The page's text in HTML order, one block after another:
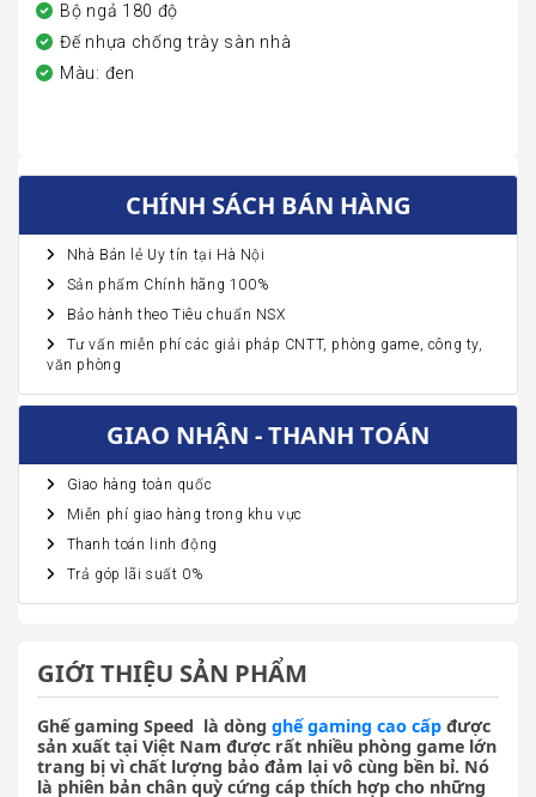
Bộ ngả 180 độ
Đế nhựa chống trày sàn nhà
Màu: đen
CHÍNH SÁCH BÁN HÀNG
Nhà Bán lẻ Uy tín tại Hà Nội
Sản phẩm Chính hãng 100%
Bảo hành theo Tiêu chuẩn NSX
Tư vấn miễn phí các giải pháp CNTT, phòng game, công ty,
văn phòng
GIAO NHẬN - THANH TOÁN
Giao hàng toàn quốc
Miễn phí giao hàng trong khu vực
Thanh toán linh động
Trả góp lãi suất 0%
GIỚI THIỆU SẢN PHẨM
Ghế gaming Speed là dòng ghế gaming cao cấp được
sản xuất tại Việt Nam được rất nhiều phòng game lớn
trang bị vì chất lượng bảo đảm lại vô cùng bền bỉ. Nó
là phiên bản chân quỳ cứng cáp thích hợp cho những